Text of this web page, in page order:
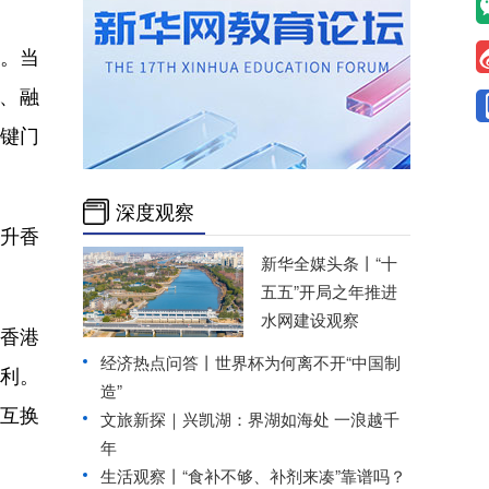
当
融
门
香
港
。
换
深度观察
新华全媒头条丨 “十
五五”开局之年推进
水网建设观察
经济热点问答丨世界杯为何离不开“中国制
造”
文旅新探｜兴凯湖：界湖如海处 一浪越千
年
生活观察丨“食补不够、补剂来凑”靠谱吗？